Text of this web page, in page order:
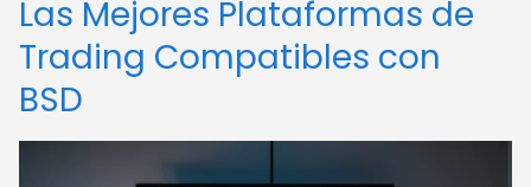
Las Mejores Plataformas de
Trading Compatibles con
BSD